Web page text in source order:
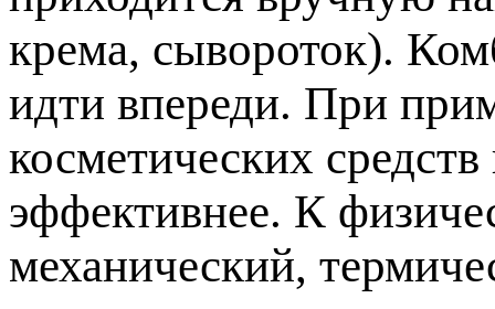
крема, сывороток).
идти впереди. При
косметических
эффективнее. К
механический,